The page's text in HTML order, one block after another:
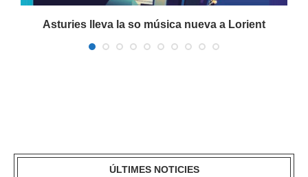
Asturies lleva la so música nueva a Lorient
ÚLTIMES NOTICIES